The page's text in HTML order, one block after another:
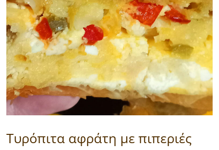
Τυρόπιτα αφράτη με πιπεριές